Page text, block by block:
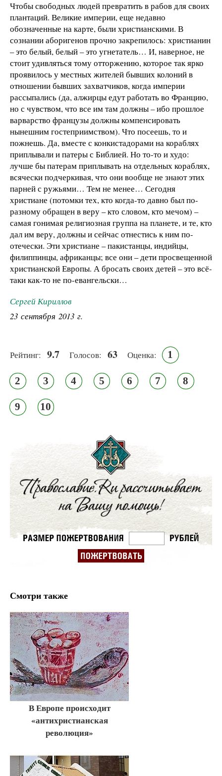
Чтобы свободных людей превратить в рабов для своих
плантаций. Великие империи, еще недавно
обозначенные на карте, были христианскими. В
сознании аборигенов прочно закрепилось: христианин
– это белый, белый – это угнетатель… И, наверное, не
стоит удивляться тому отторжению, которое так ярко
проявилось у местных жителей бывших колоний в
отношении бывших захватчиков, когда империи
рассыпались (да, алжирцы едут работать во Францию,
но с чувством, что все им там должны – ибо прошлое
варварство французы должны компенсировать
нынешним гостеприимством). Что посеешь, то и
пожнешь. Да, вместе с конкистадорами на кораблях
приплывали и патеры с Библией. Но то-то и худо:
лучше бы патерам приплывать на отдельных кораблях,
всячески подчеркивая, что они вообще не знают этих
парней с ружьями… Тем не менее… Сегодня
христиане (потомки тех, кто когда-то давно был по-
разному обращен в веру – кто словом, кто мечом) –
самая гонимая религиозная группа на планете, и те, кто
дал им веру, должны и сейчас отнестись к ним по-
отечески. Эти христиане – пакистанцы, индийцы,
филиппинцы, африканцы; все они – дети просвещенной
христианской Европы. А бросать своих детей – это всё-
таки как-то не по-евангельски…
Сергей Кириллов
23 сентября 2013 г.
Рейтинг: 9.7 Голосов: 63 Оценка: 1
2 3 4 5 6 7 8
9 10
Смотри также
В Европе происходит
«антихристианская
революция»